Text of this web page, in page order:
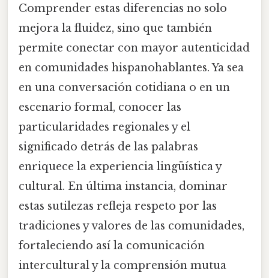
Comprender estas diferencias no solo
mejora la fluidez, sino que también
permite conectar con mayor autenticidad
en comunidades hispanohablantes. Ya sea
en una conversación cotidiana o en un
escenario formal, conocer las
particularidades regionales y el
significado detrás de las palabras
enriquece la experiencia lingüística y
cultural. En última instancia, dominar
estas sutilezas refleja respeto por las
tradiciones y valores de las comunidades,
fortaleciendo así la comunicación
intercultural y la comprensión mutua